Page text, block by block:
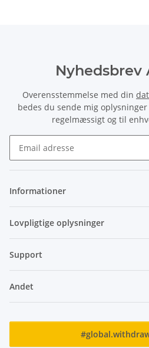
Nyhedsbrev
Overensstemmelse med din
bedes du sende mig
regelmæssigt og til
Informationer
Lovpligtige oplysninger
Support
Andet